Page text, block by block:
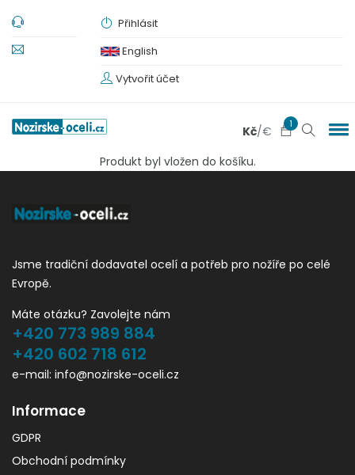
Přihlásit
English
Vytvořit účet
Kč/€ 1
Produkt byl vložen do košíku.
Jsme tradiční dodavatel ocelí a potřeb pro nožíře po celé
Evropě.
Máte otázku? Zavolejte nám
+420 773 989 884
+420 602 718 612
e-mail: info@nozirske-oceli.cz
Informace
GDPR
Obchodní podmínky